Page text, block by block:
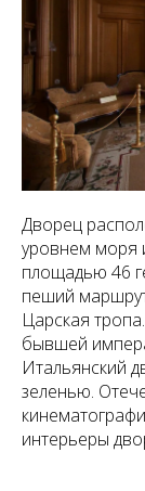
Дворец
уровнем моря
площадью 46
пеший
Царская
бывшей
Итальянский
зеленью.
интерьеры